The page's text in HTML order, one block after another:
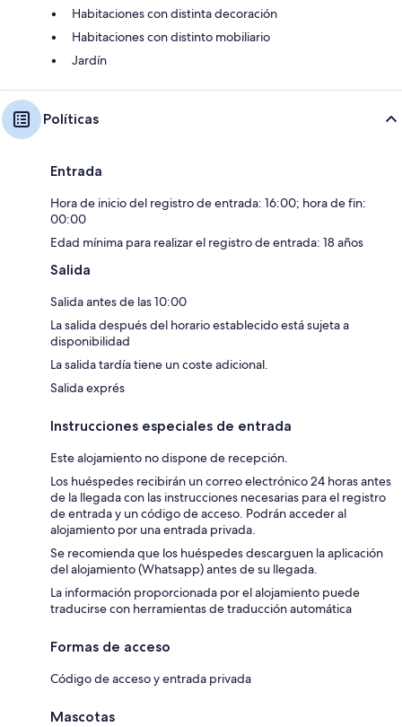
Habitaciones con distinta decoración
Habitaciones con distinto mobiliario
Jardín
Políticas
Entrada
Hora de inicio del registro de entrada: 16:00; hora de fin:
00:00
Edad mínima para realizar el registro de entrada: 18 años
Salida
Salida antes de las 10:00
La salida después del horario establecido está sujeta a
disponibilidad
La salida tardía tiene un coste adicional.
Salida exprés
Instrucciones especiales de entrada
Este alojamiento no dispone de recepción.
Los huéspedes recibirán un correo electrónico 24 horas antes
de la llegada con las instrucciones necesarias para el registro
de entrada y un código de acceso. Podrán acceder al
alojamiento por una entrada privada.
Se recomienda que los huéspedes descarguen la aplicación
del alojamiento (Whatsapp) antes de su llegada.
La información proporcionada por el alojamiento puede
traducirse con herramientas de traducción automática
Formas de acceso
Código de acceso y entrada privada
Mascotas